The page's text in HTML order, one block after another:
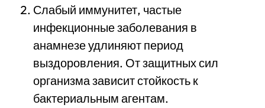
Слабый иммунитет, частые
инфекционные заболевания в
анамнезе удлиняют период
выздоровления. От защитных сил
организма зависит стойкость к
бактериальным агентам.